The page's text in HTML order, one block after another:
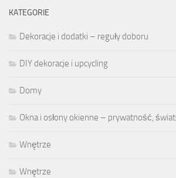
KATEGORIE
Dekoracje i dodatki – reguły doboru
DIY dekoracje i upcycling
Domy
Okna i osłony okienne – prywatność,
Wnętrze
Wnętrze